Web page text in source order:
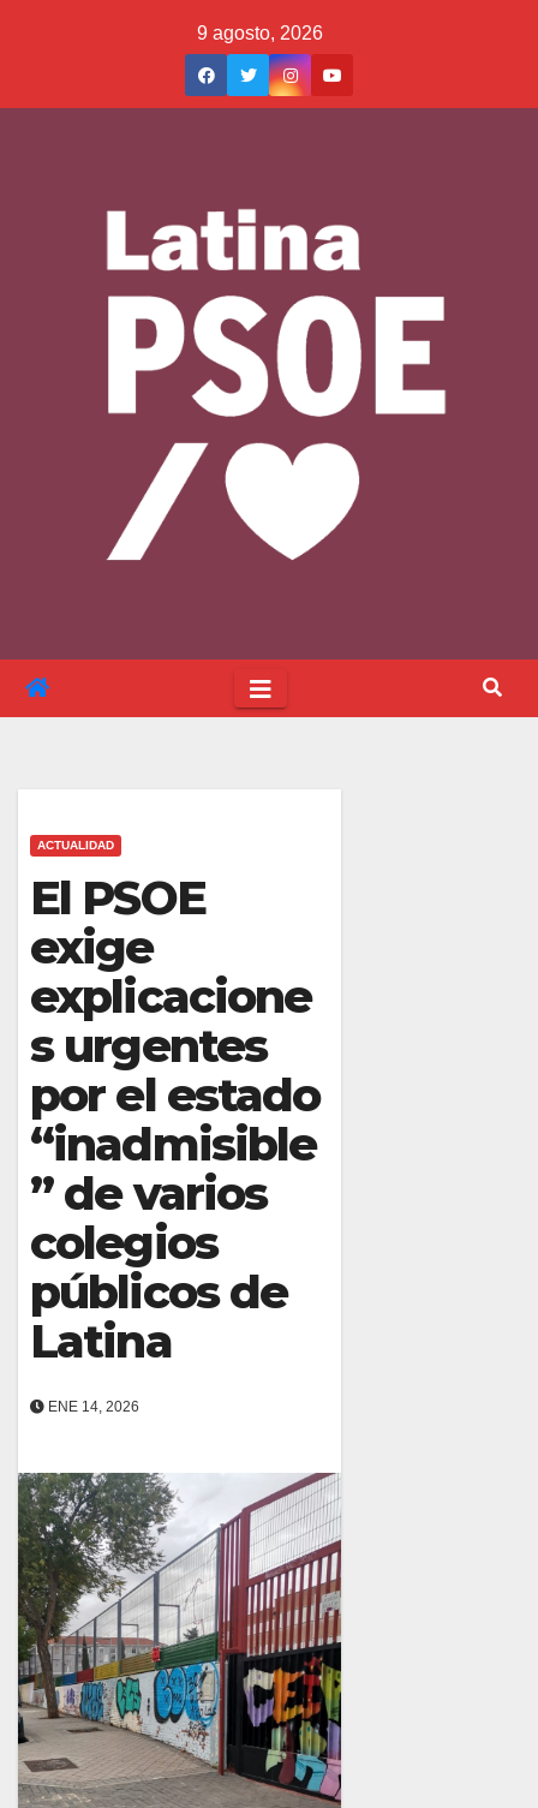
9 agosto, 2026
ACTUALIDAD
El PSOE
exige
explicacione
s urgentes
por el estado
“inadmisible
” de varios
colegios
públicos de
Latina
ENE 14, 2026